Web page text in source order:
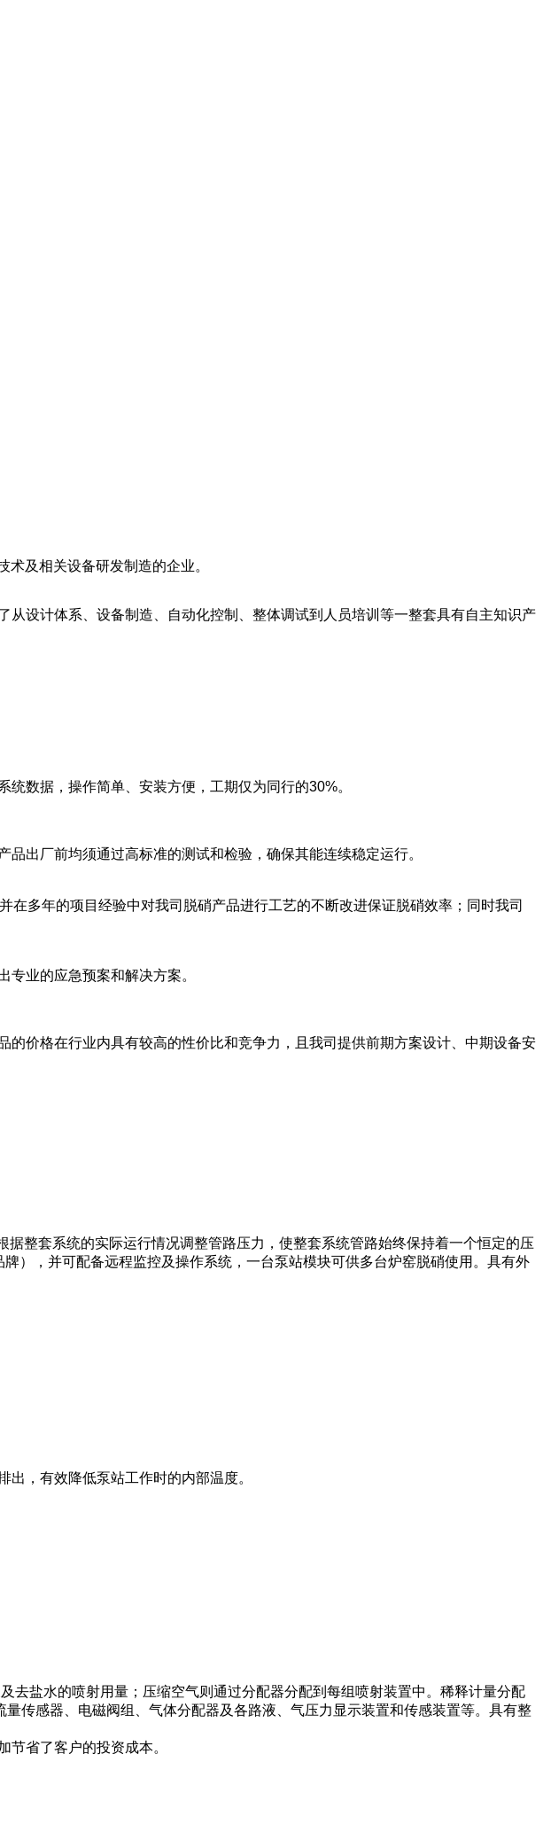
及相关设备研发制造的企业。
设计体系、设备制造、自动化控制、整体调试到人员培训等一整套具有自主知识产
数据，操作简单、安装方便，工期仅为同行的30%。
出厂前均须通过高标准的测试和检验，确保其能连续稳定运行。
多年的项目经验中对我司脱硝产品进行工艺的不断改进保证脱硝效率；同时我司
业的应急预案和解决方案。
价格在行业内具有较高的性价比和竞争力，且我司提供前期方案设计、中期设备安
整套系统的实际运行情况调整管路压力，使整套系统管路始终保持着一个恒定的压
），并可配备远程监控及操作系统，一台泵站模块可供多台炉窑脱硝使用。具有外
，有效降低泵站工作时的内部温度。
去盐水的喷射用量；压缩空气则通过分配器分配到每组喷射装置中。稀释计量分配
传感器、电磁阀组、气体分配器及各路液、气压力显示装置和传感装置等。具有整
省了客户的投资成本。